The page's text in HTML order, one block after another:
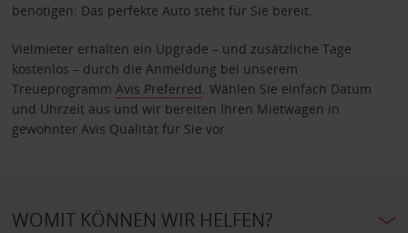
benötigen: Das perfekte Auto steht für Sie bereit.
Vielmieter erhalten ein Upgrade – und zusätzliche Tage
kostenlos – durch die Anmeldung bei unserem
Treueprogramm Avis Preferred . Wählen Sie einfach Datum
und Uhrzeit aus und wir bereiten Ihren Mietwagen in
gewohnter Avis Qualität für Sie vor.
WOMIT KÖNNEN WIR HELFEN?